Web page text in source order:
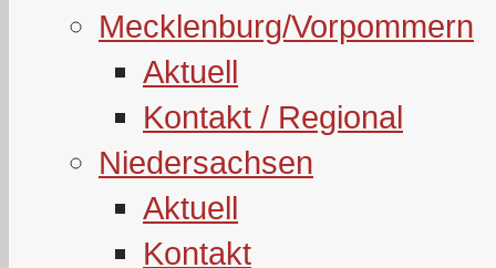
Mecklenburg/Vorpommern
Aktuell
Kontakt / Regional
Niedersachsen
Aktuell
Kontakt